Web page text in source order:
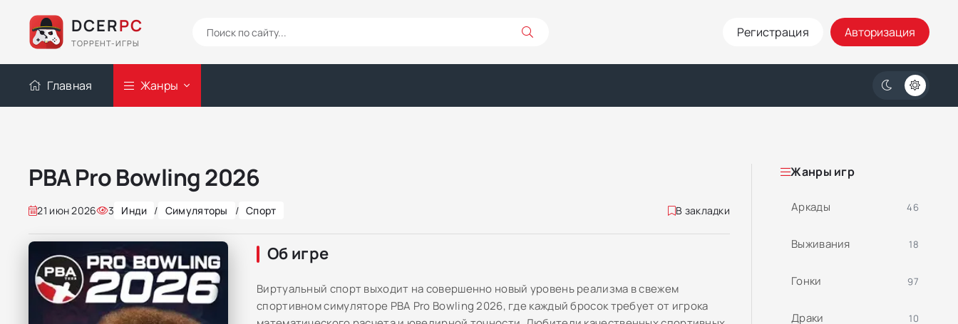
DCERPC
ТОРРЕНТ-ИГРЫ
Регистрация Авторизация
Главная Жанры
PBA Pro Bowling 2026
21 июн 2026 3 Инди / Симуляторы / Спорт В закладки
Об игре
Виртуальный спорт выходит на совершенно новый уровень реализма в свежем
спортивном симуляторе PBA Pro Bowling 2026, где каждый бросок требует от игрока
Жанры игр
Аркады 46
Выживания 18
Гонки 97
Драки 10